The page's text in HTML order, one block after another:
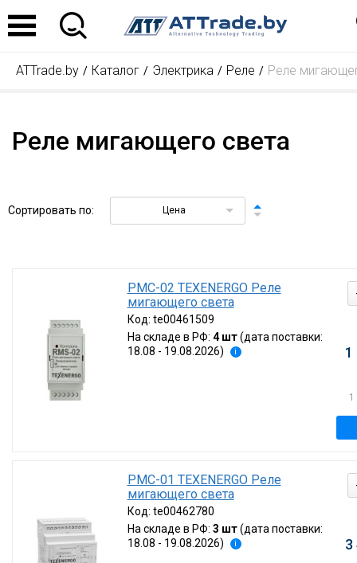
ATTrade.by Каталог Электрика Реле Реле
Реле мигающего света
Сортировать по: Цена
РМС-02 TEXENERGO Реле
мигающего света
Код: te00461509
На складе в РФ: 4 шт (дата поставки:
18.08 - 19.08.2026)
i 1
РМС-01 TEXENERGO Реле
мигающего света
Код: te00462780
На складе в РФ: 3 шт (дата поставки:
18.08 - 19.08.2026)
i 3